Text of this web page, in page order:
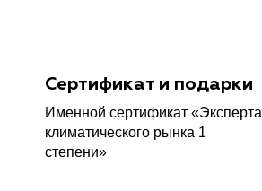
Сертификат и подарки
Именной сертификат «Эксперта
климатического рынка 1
степени»